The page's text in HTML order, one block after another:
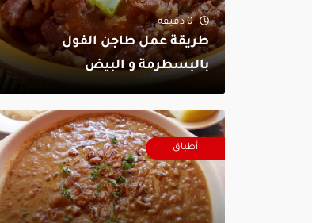
0 دقيقة
طريقة عمل طاجن الفول
بالبسطرمة و البيض
أطباق